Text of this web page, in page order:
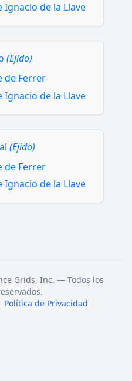
Ignacio de la Llave
(Ejido)
de Ferrer
Ignacio de la Llave
(Ejido)
de Ferrer
Ignacio de la Llave
Grids, Inc. — Todos los
Política de Privacidad